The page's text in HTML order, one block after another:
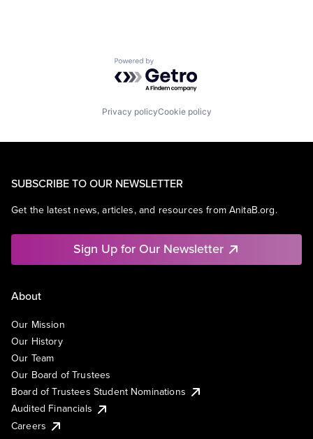
Powered by Getro.com
Privacy policyCookie policy
SUBSCRIBE TO OUR NEWSLETTER
Get the latest news, articles, and resources from AnitaB.org.
Sign Up for Our Newsletter
About
Our Mission
Our History
Our Team
Our Board of Trustees
Board of Trustees Student Nominations
Audited Financials
Careers